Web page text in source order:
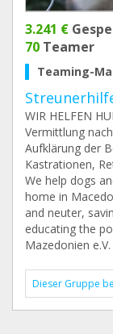
3.241 €
70 Teamer
Teaming-
WIR HELFEN
Vermittlung
Aufklärung der
Kastrationen,
We help dogs
home in
and neuter,
educating the
Mazedonien
Dieser Gruppe